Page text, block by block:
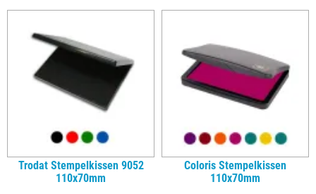
Trodat Stempelkissen 9052
110x70mm
Coloris Stempelkissen
110x70mm